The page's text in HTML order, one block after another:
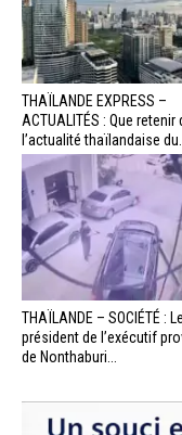
THAÏLANDE EXPRESS –
ACTUALITÉS : Que retenir
l’actualité thaïlandaise du...
THAÏLANDE – SOCIÉTÉ : Le
président de l’exécutif
de Nonthaburi...